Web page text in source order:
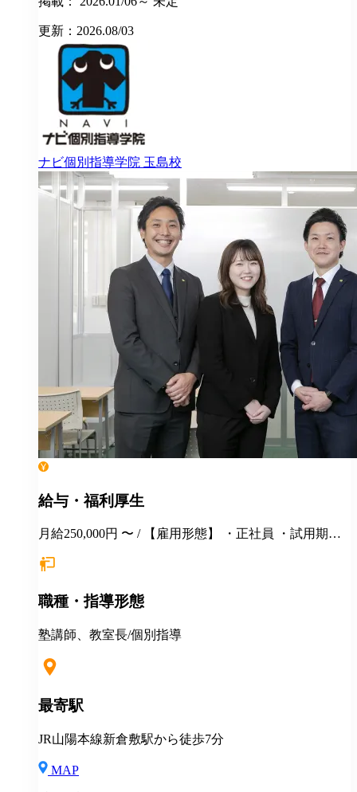
更新：2026.08/03
ナビ個別指導学院 玉島校
給与・福利厚生
月給250,000円 〜 / 【雇用形態】 ・正社員 ・試用期間6
経験・年齢等を考慮し、決定いたします。面接時にぜ
400万円（賞与、各種手当込み） ※上記は固定残業代
は、給与規定に基づき計算。 ※固定残業代は残業がな
室長の給与平均：月給33.1万円（2025年実績） ◆賞与
災・健康・厚生年金） ◆社宅制度 （規定あり） ◆交
通費全額支給（規定あり） ◆社内表彰制度 ◆退職金制
度 ◆再雇用制度 ◆産前産後休暇 ◆育児・介護休業制
◆保養施設利用可 など
職種・指導形態
塾講師、教室長/個別指導
最寄駅
JR山陽本線新倉敷駅から徒歩7分
MAP